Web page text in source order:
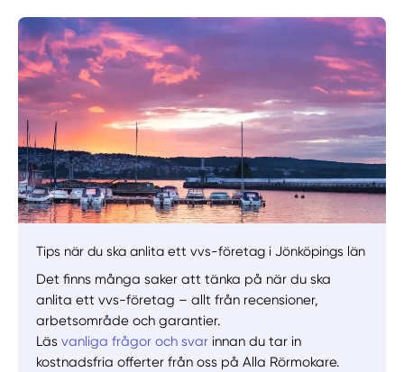
Manuellt Få hjälp
Välj tillvägagångssätt
Tips när du ska anlita ett vvs-företag i Jönköpings län
Det finns många saker att tänka på när du ska
anlita ett vvs-företag – allt från recensioner,
arbetsområde och garantier.
Läsvanliga frågor och svar innan du tar in
kostnadsfria offerter från oss på Alla Rörmokare.